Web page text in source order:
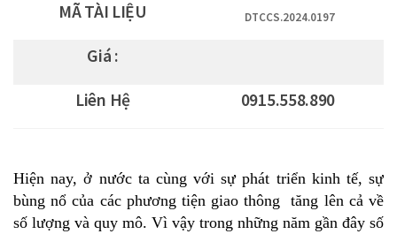
MÃ TÀI LIỆU DTCCS.2024.0197
Giá :
Liên Hệ 0915.558.890
Hiện nay, ở nước ta cùng với sự phát triển kinh tế, sự
bùng nổ của các phương tiện giao thông tăng lên cả về
số lượng và quy mô. Vì vậy trong những năm gần đây số